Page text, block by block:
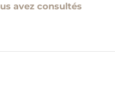
avez consultés